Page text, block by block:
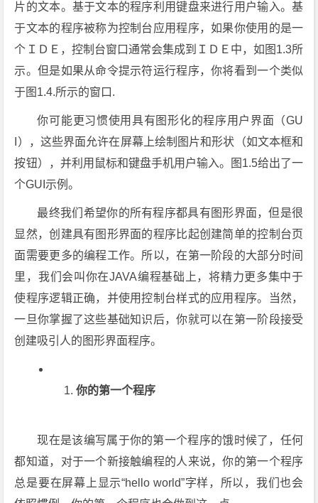
片的文本。基于文本的程序利用键盘来进行用户输入。基
于文本的程序被称为控制台应用程序，如果你使用的是一
个ＩＤＥ，控制台窗口通常会集成到ＩＤＥ中，如图1.3所
示。但是如果从命令提示符运行程序，你将看到一个类似
于图1.4.所示的窗口.
你可能更习惯使用具有图形化的程序用户界面（GU
I），这些界面允许在屏幕上绘制图片和形状（如文本框和
按钮），并利用鼠标和键盘手机用户输入。图1.5给出了一
个GUI示例。
最终我们希望你的所有程序都具有图形界面，但是很
显然，创建具有图形界面的程序比起创建简单的控制台页
面需要更多的编程工作。所以，在第一阶段的大部分时间
里，我们会叫你在JAVA编程基础上，将精力更多集中于
使程序逻辑正确，并使用控制台样式的应用程序。当然，
一旦你掌握了这些基础知识后，你就可以在第一阶段接受
创建吸引人的图形界面程序。
你的第一个程序
现在是该编写属于你的第一个程序的饿时候了，任何
都知道，对于一个新接触编程的人来说，你的第一个程序
总是要在屏幕上显示“hello world”字样，所以，我们也会